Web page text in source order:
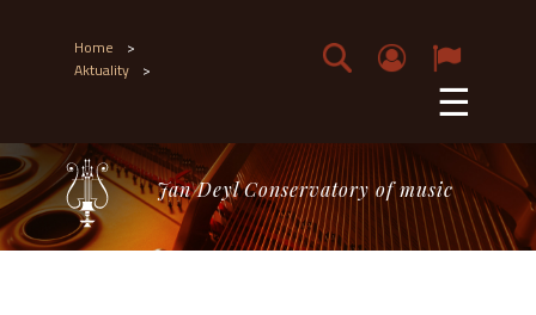
Home >
Aktuality > ☰
Jan Deyl Conservatory of music